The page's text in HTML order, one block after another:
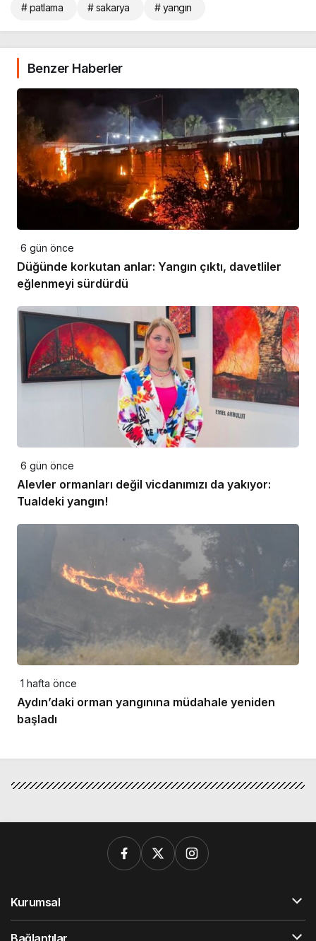
# patlama # sakarya # yangın
Benzer Haberler
6 gün önce
Düğünde korkutan anlar: Yangın çıktı, davetliler
eğlenmeyi sürdürdü
6 gün önce
Alevler ormanları değil vicdanımızı da yakıyor:
Tualdeki yangın!
1 hafta önce
Aydın’daki orman yangınına müdahale yeniden
başladı
Kurumsal
Bağlantılar